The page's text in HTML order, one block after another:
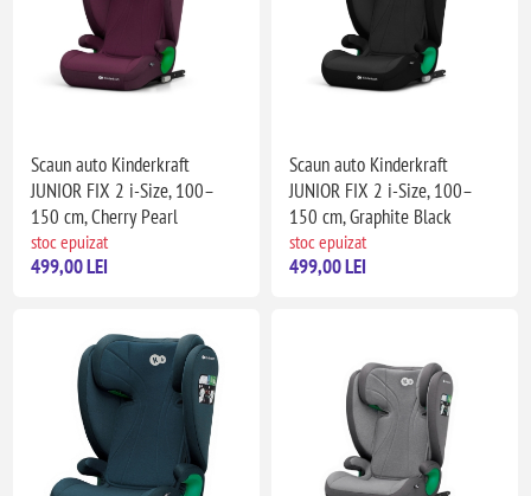
Scaun auto Kinderkraft
JUNIOR FIX 2 i-Size, 100–
150 cm, Cherry Pearl
stoc epuizat
499,00 LEI
Scaun auto Kinderkraft
JUNIOR FIX 2 i-Size, 100–
150 cm, Graphite Black
stoc epuizat
499,00 LEI